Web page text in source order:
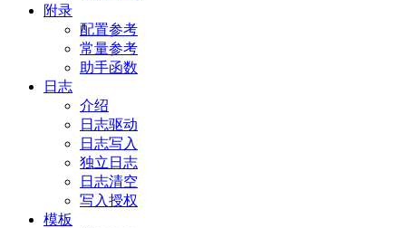
附录
配置参考
常量参考
助手函数
日志
介绍
日志驱动
日志写入
独立日志
日志清空
写入授权
模板